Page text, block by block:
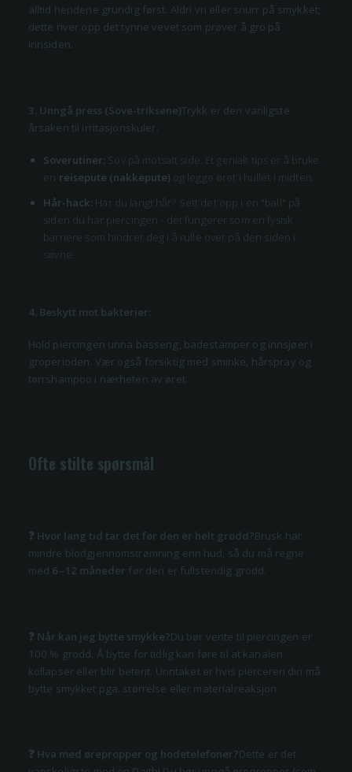
alltid hendene grundig først. Aldri vri eller snurr på smykket;
dette river opp det tynne vevet som prøver å gro på
innsiden.
3. Unngå press (Sove-triksene)Trykk er den vanligste
årsaken til irritasjonskuler.
Soverutiner: Sov på motsatt side. Et genialt tips er å bruke
en reisepute (nakkepute) og legge øret i hullet i midten.
Hår-hack: Har du langt hår? Sett det opp i en "ball" på
siden du har piercingen - det fungerer som en fysisk
barriere som hindrer deg i å rulle over på den siden i
søvne.
4. Beskytt mot bakterier:
Hold piercingen unna basseng, badestamper og innsjøer i
groperioden. Vær også forsiktig med sminke, hårspray og
tørrshampoo i nærheten av øret.
Ofte stilte spørsmål
❓ Hvor lang tid tar det før den er helt grodd?Brusk har
mindre blodgjennomstrømning enn hud, så du må regne
med 6–12 måneder før den er fullstendig grodd.
❓ Når kan jeg bytte smykke?Du bør vente til piercingen er
100 % grodd. Å bytte for tidlig kan føre til at kanalen
kollapser eller blir betent. Unntaket er hvis pierceren din må
bytte smykket pga. størrelse eller materialreaksjon.
❓ Hva med ørepropper og hodetelefoner?Dette er det